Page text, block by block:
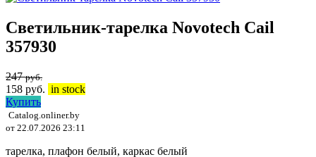
Светильник-тарелка Novotech Cail
357930
247руб.
158 руб. in stock
Купить
Catalog.onliner.by
от 22.07.2026 23:11
тарелка, плафон белый, каркас белый